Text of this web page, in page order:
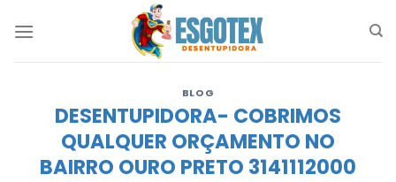
BLOG
DESENTUPIDORA- COBRIMOS
QUALQUER ORÇAMENTO NO
BAIRRO OURO PRETO 3141112000